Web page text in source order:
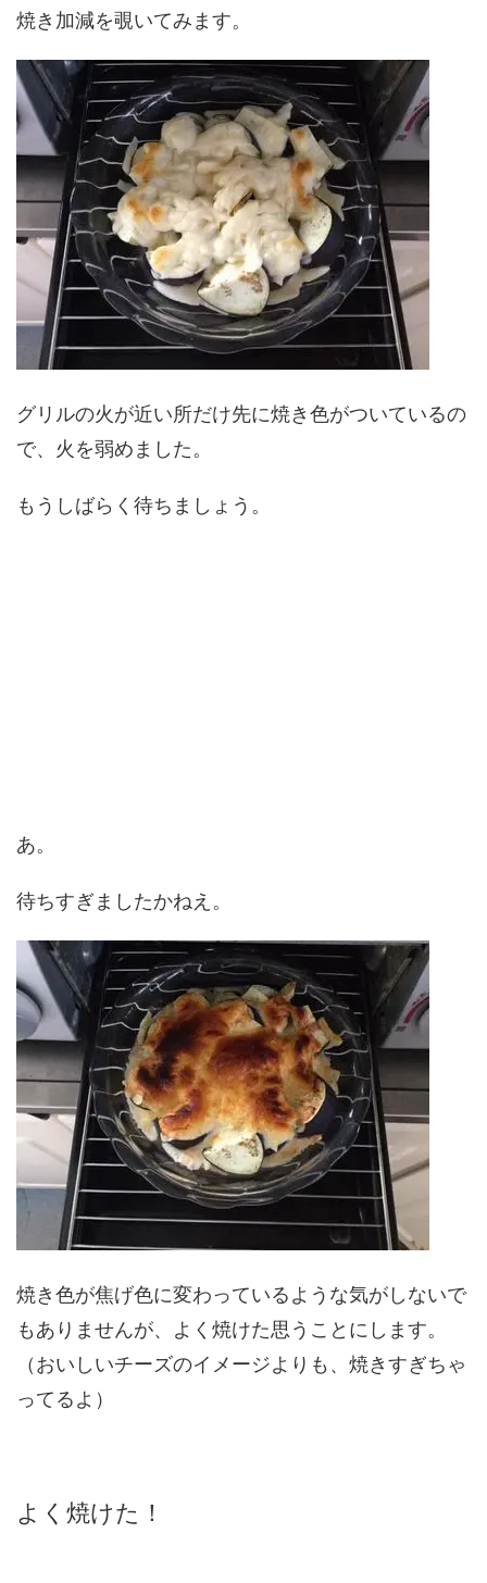
焼き加減を覗いてみます。
グリルの火が近い所だけ先に焼き色がついているの
で、火を弱めました。
もうしばらく待ちましょう。
あ。
待ちすぎましたかねえ。
焼き色が焦げ色に変わっているような気がしないで
もありませんが、よく焼けた思うことにします。
（おいしいチーズのイメージよりも、焼きすぎちゃ
ってるよ）
よく焼けた！